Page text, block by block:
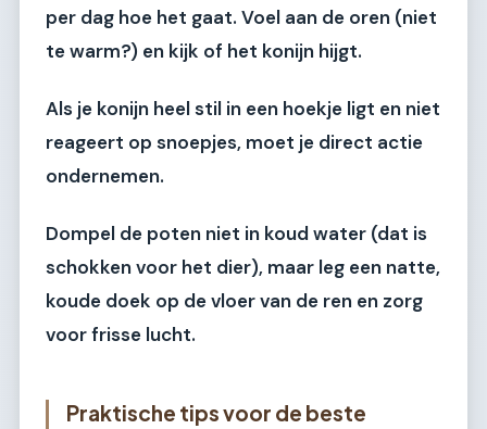
per dag hoe het gaat. Voel aan de oren (niet
te warm?) en kijk of het konijn hijgt.
Als je konijn heel stil in een hoekje ligt en niet
reageert op snoepjes, moet je direct actie
ondernemen.
Dompel de poten niet in koud water (dat is
schokken voor het dier), maar leg een natte,
koude doek op de vloer van de ren en zorg
voor frisse lucht.
Praktische tips voor de beste